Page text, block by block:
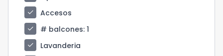
check
Accesos
check
# balcones: 1
check
Lavanderia